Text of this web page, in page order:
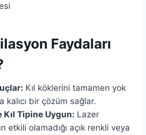
Faydaları
Kıl köklerini tamamen yok
kalıcı bir çözüm sağlar.
Kıl Tipine Uygun: Lazer
etkili olamadığı açık renkli veya